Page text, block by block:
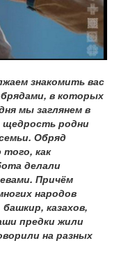
знакомить вас
в которых
мы заглянем в
щедрость родни
Обряд
как
делали
Причём
народов
казахов,
предки жили
на разных